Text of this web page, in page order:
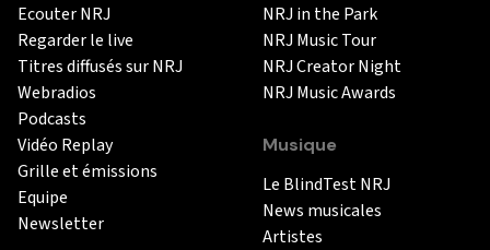
Ecouter NRJ
Regarder le live
Titres diffusés sur NRJ
Webradios
Podcasts
Vidéo Replay
Grille et émissions
Equipe
Newsletter
NRJ in the Park
NRJ Music Tour
NRJ Creator Night
NRJ Music Awards
Musique
Le BlindTest NRJ
News musicales
Artistes